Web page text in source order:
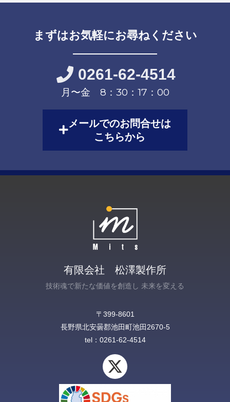
まずはお気軽にお尋ねください
0261-62-4514
月〜金 8：30：17：00
メールでのお問合せは
こちらから
有限会社 松澤製作所
技術魂で新たな価値を創造し 未来を変える
〒399-8601
長野県北安曇郡池田町池田2670-5‎
tel：0261-62-4514
X
-
t